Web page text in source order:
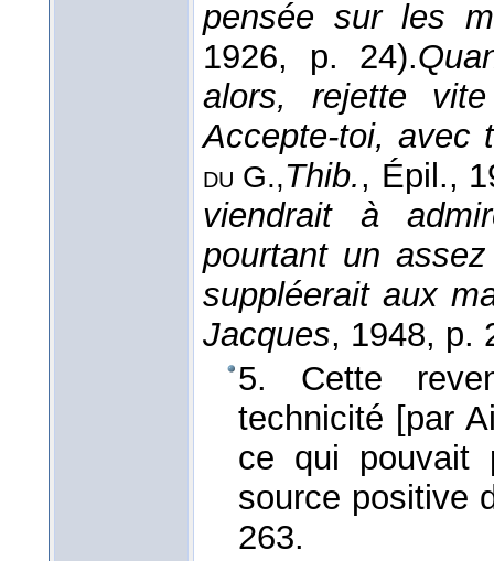
pensée sur les
1926, p. 24).
alors, rejette
Accepte-toi, avec
du G.,Thib., Épil.,
viendrait à
pourtant un
suppléerait aux
Jacques, 1948, p.
5. Cette
technicité [par
ce qui
source positive
263.